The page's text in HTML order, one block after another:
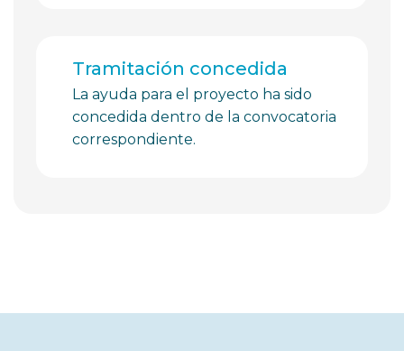
Tramitación concedida
La ayuda para el proyecto ha sido
concedida dentro de la convocatoria
correspondiente.